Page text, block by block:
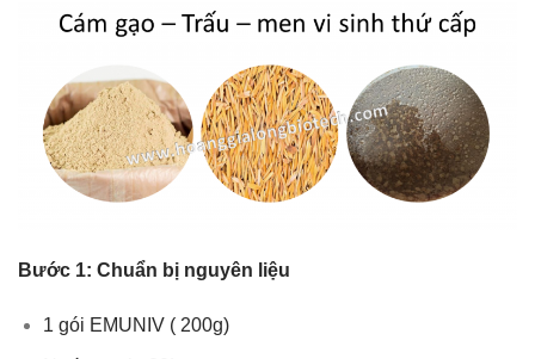
Bước 1: Chuẩn bị nguyên liệu
1 gói EMUNIV ( 200g)